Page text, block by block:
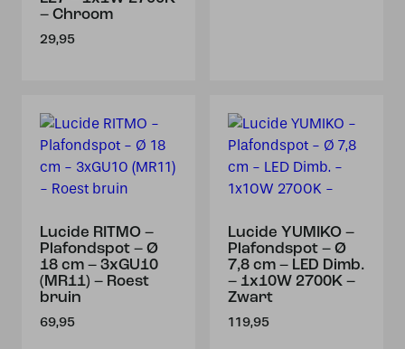
– Chroom
29,95
Lucide RITMO –
Plafondspot – Ø
18 cm – 3xGU10
(MR11) – Roest
bruin
69,95
Lucide YUMIKO –
Plafondspot – Ø
7,8 cm – LED Dimb.
– 1x10W 2700K –
Zwart
119,95